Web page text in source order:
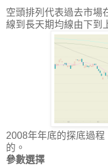
空頭排列代表過去市場
線到長天期均線由下到
2008年年底的探底過
的。
參數選擇